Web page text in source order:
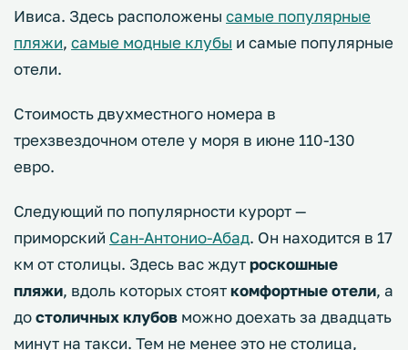
Ивиса. Здесь расположены самые популярные
пляжи, самые модные клубы и самые популярные
отели.
Стоимость двухместного номера в
трехзвездочном отеле у моря в июне 110-130
евро.
Следующий по популярности курорт —
приморский Сан-Антонио-Абад. Он находится в 17
км от столицы. Здесь вас ждутроскошные
пляжи, вдоль которых стояткомфортные отели, а
достоличных клубов можно доехать за двадцать
минут на такси. Тем не менее это не столица,